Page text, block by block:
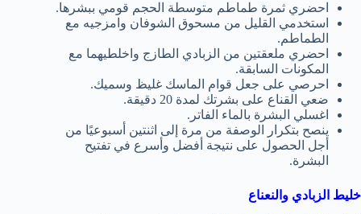
احضري ثمرة طماطم متوسطة الحجم قومي ببشرها.
استخدمي القليل من مسحوق الشوفان وامزجيه مع
الطماطم.
احضري ملعقتين من الزبادي الطازج واخلطيهما مع
المكونات السابقة.
احرصي على جعل قوام الماسك غليظ وسميك.
ضعي القناع على بشرتك لمدة 20 دقيقة.
اغسلي البشرة بالماء الفاتر.
ينصح بتكرار الوصفة من مرة إلى اثنتين أسبوعيًا من
أجل الحصول على نتيجة أفضل وأسرع في تفتيح
البشرة.
خليط الزبادي والنعناع